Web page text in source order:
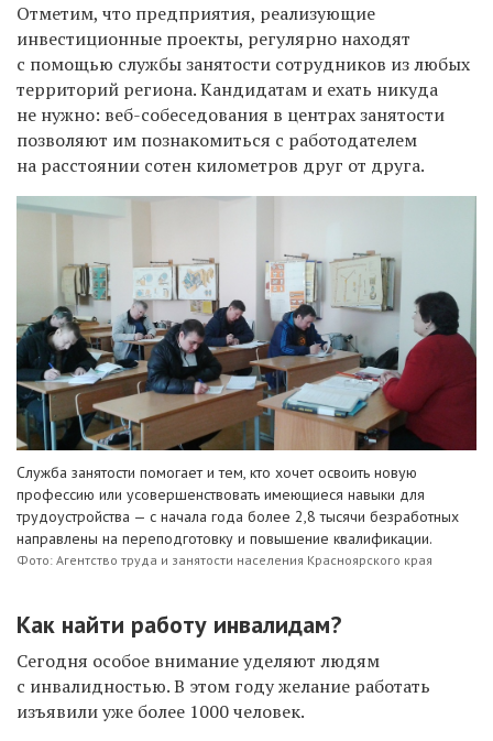
Отметим, что предприятия, реализующие
инвестиционные проекты, регулярно находят
с помощью службы занятости сотрудников из любых
территорий региона. Кандидатам и ехать никуда
не нужно: веб-собеседования в центрах занятости
позволяют им познакомиться с работодателем
на расстоянии сотен километров друг от друга.
Служба занятости помогает и тем, кто хочет освоить новую
профессию или усовершенствовать имеющиеся навыки для
трудоустройства — с начала года более 2,8 тысячи безработных
направлены на переподготовку и повышение квалификации.
Фото: Агентство труда и занятости населения Красноярского края
Как найти работу инвалидам?
Сегодня особое внимание уделяют людям
с инвалидностью. В этом году желание работать
изъявили уже более 1000 человек.